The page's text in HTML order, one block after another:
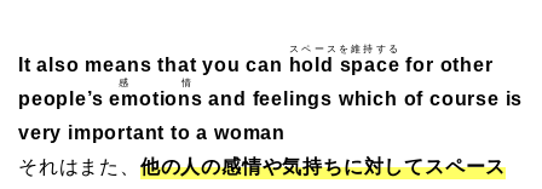
It also means that you can hold space
スペースを維持する
for other
people’semotions
感情
and feelings which of course is
very important to a woman
それはまた、 他の人の感情や気持ちに対してスペース